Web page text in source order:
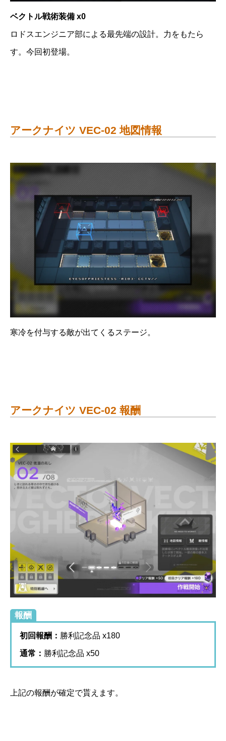
ベクトル戦術装備 x0
ロドスエンジニア部による最先端の設計。力をもたら
す。今回初登場。
アークナイツ VEC-02 地図情報
寒冷を付与する敵が出てくるステージ。
アークナイツ VEC-02 報酬
報酬
初回報酬： 勝利記念品 x180
通常： 勝利記念品 x50
上記の報酬が確定で貰えます。